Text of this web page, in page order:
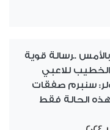
بالأمس ..رسالة قوية
للاعبي
سنبرم صفقات
الحالة فقط